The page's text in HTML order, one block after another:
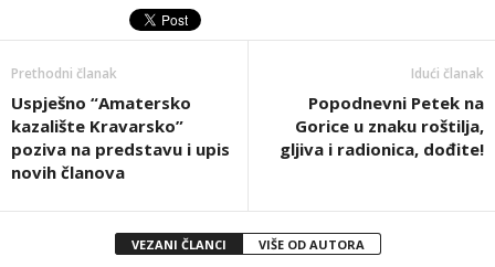
Prethodni članak
Uspješno “Amatersko
kazalište Kravarsko”
poziva na predstavu i upis
novih članova
Idući članak
Popodnevni Petek na
Gorice u znaku roštilja,
gljiva i radionica, dođite!
VEZANI ČLANCI VIŠE OD AUTORA